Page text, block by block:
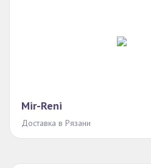
Mir-Reni
Доставка в Рязани